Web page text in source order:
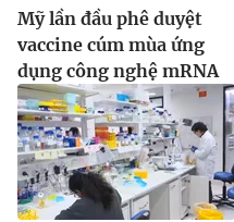
Mỹ lần đầu phê duyệt
vaccine cúm mùa ứng
dụng công nghệ mRNA